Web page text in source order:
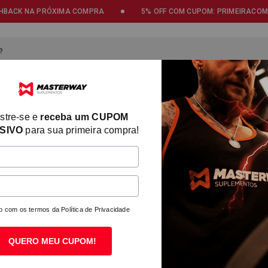
5% OFF COM CUPOM: PRIMEIRACOMPRA FRETE GRÁTIS
Suplementos: Alta
OS PRODUTOS CREATINA PRÉ-TREINO
Tala 5.0(10
R$ 28,40no
ou R$ 29,90 em
Receba R$
Mais formas de
se e receba um CUPOM
para sua primeira compra!
com os termos da Política de Privacidade
QUERO MEU CUPOM!